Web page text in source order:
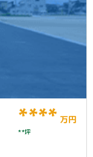
**** 万円
**坪